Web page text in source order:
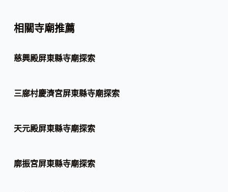
相關寺廟推薦
慈興殿屏東縣寺廟探索
三廍村慶濟宮屏東縣寺廟探索
天元殿屏東縣寺廟探索
廓振宮屏東縣寺廟探索